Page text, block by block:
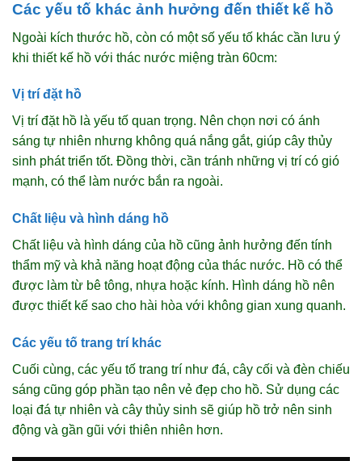
Các yếu tố khác ảnh hưởng đến thiết kế hồ
Ngoài kích thước hồ, còn có một số yếu tố khác cần lưu ý
khi thiết kế hồ với thác nước miệng tràn 60cm:
Vị trí đặt hồ
Vị trí đặt hồ là yếu tố quan trọng. Nên chọn nơi có ánh
sáng tự nhiên nhưng không quá nắng gắt, giúp cây thủy
sinh phát triển tốt. Đồng thời, cần tránh những vị trí có gió
mạnh, có thể làm nước bắn ra ngoài.
Chất liệu và hình dáng hồ
Chất liệu và hình dáng của hồ cũng ảnh hưởng đến tính
thẩm mỹ và khả năng hoạt động của thác nước. Hồ có thể
được làm từ bê tông, nhựa hoặc kính. Hình dáng hồ nên
được thiết kế sao cho hài hòa với không gian xung quanh.
Các yếu tố trang trí khác
Cuối cùng, các yếu tố trang trí như đá, cây cối và đèn chiếu
sáng cũng góp phần tạo nên vẻ đẹp cho hồ. Sử dụng các
loại đá tự nhiên và cây thủy sinh sẽ giúp hồ trở nên sinh
động và gần gũi với thiên nhiên hơn.